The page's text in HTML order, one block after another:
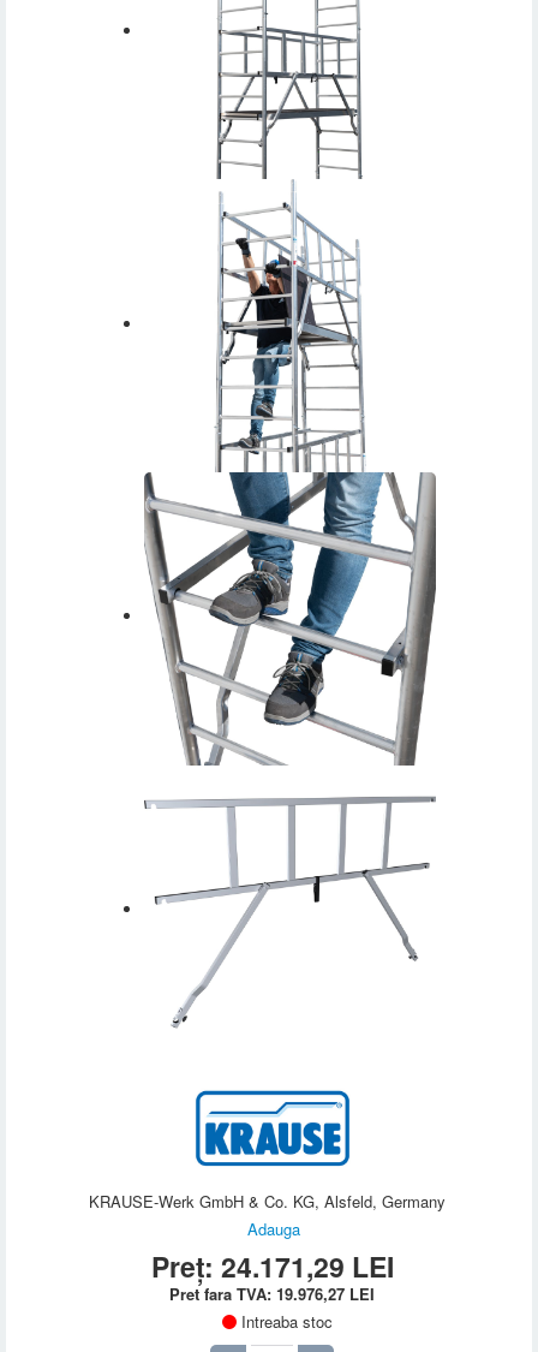
KRAUSE-Werk GmbH & Co. KG, Alsfeld, Germany
Adauga
Preț: 24.171,29 LEI
Pret fara TVA:19.976,27 LEI
Intreaba stoc